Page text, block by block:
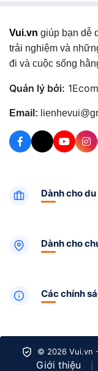
Vui.vn giúp bạn dễ
trải nghiệm và
đi và cuộc sống
Quản lý bởi:
Email:
Dành cho
Dành cho
Các chính
© 2026 Vui.vn
Giới thiệu